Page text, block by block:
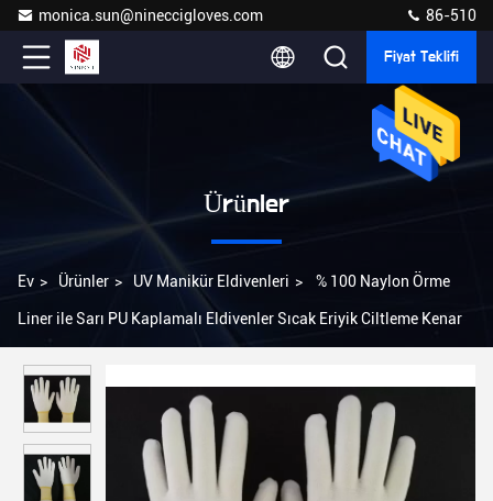
monica.sun@nineccigloves.com 86-510
Fiyat Teklifi
Ürünler
Ev > Ürünler > UV Manikür Eldivenleri > % 100 Naylon Örme
Liner ile Sarı PU Kaplamalı Eldivenler Sıcak Eriyik Ciltleme Kenar